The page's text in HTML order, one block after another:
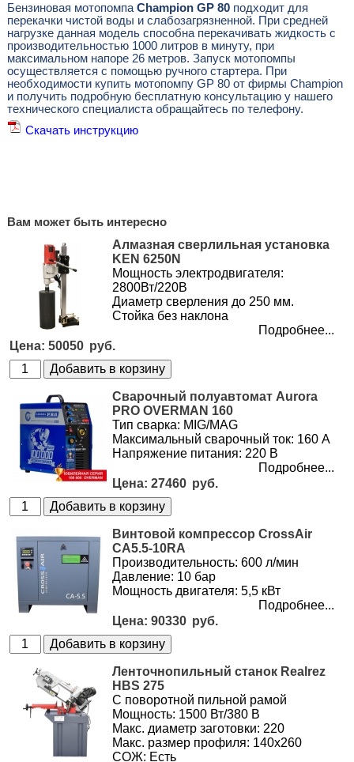
Бензиновая мотопомпа Champion GP 80подходит для
перекачки чистой воды и слабозагрязненной. При средней
нагрузке данная модель способна перекачивать жидкость с
производительностью 1000 литров в минуту, при
максимальном напоре 26 метров. Запуск мотопомпы
осуществляется с помощью ручного стартера. При
необходимости купить мотопомпу GP 80 от фирмы Champion
и получить подробную бесплатную консультацию у нашего
технического специалиста обращайтесь по телефону.
Скачать инструкцию
Вам может быть интересно
Алмазная сверлильная установка
KEN 6250N
Мощность электродвигателя:
2800Вт/220В
Диаметр сверления до 250 мм.
Стойка без наклона
Подробнее...
50050
Сварочный полуавтомат Aurora
PRO OVERMAN 160
Тип сварка: MIG/MAG
Максимальный сварочный ток: 160 А
Напряжение питания: 220 В
Подробнее...
27460
Винтовой компрессор CrossAir
CA5.5-10RA
Производительность: 600 л/мин
Давление: 10 бар
Мощность двигателя: 5,5 кВт
Подробнее...
90330
Ленточнопильный станок Realrez
HBS 275
С поворотной пильной рамой
Мощность: 1500 Вт/380 В
Макс. диаметр заготовки: 220
Макс. размер профиля: 140х260
СОЖ: Есть